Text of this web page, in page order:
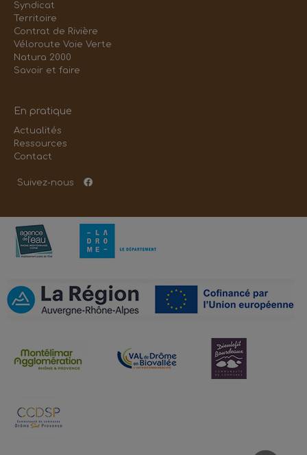
Syndicat
Territoire
Contrat de Rivière
Véloroute Voie Verte
Natura 2000
Savoir et faire
En pratique
Actualités
Ressources
Contact
Suivez-nous